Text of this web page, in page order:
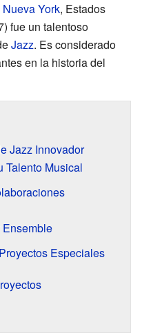
Nueva York, Estados
fue un talentoso
Jazz. Es considerado
en la historia del
Jazz Innovador
Talento Musical
Especiales